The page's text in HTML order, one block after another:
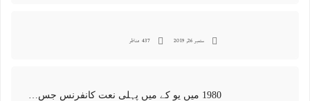
ستمبر 26, 2019 437 مناظر